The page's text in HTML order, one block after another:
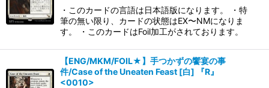
・このカードの言語は日本語版になります。 ・特
筆の無い限り、カードの状態はEX〜NMになりま
す。 ・このカードはFoil加工がされております。
【ENG/MKM/FOIL★】手つかずの饗宴の事
件/Case of the Uneaten Feast [白] 『R』
<0010>